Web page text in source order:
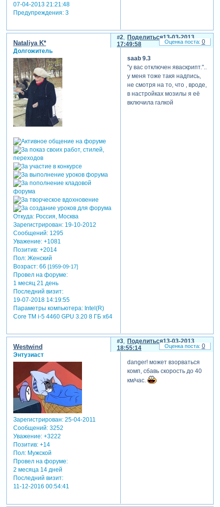
07-04-2013 21:21:48
Предупреждения:3
Поделиться
2
13-03-2013
17:49:58
Nataliya K*
Долгожитель
Откуда:Россия, Москва
Зарегистрирован: 19-10-2012
Сообщений:1295
Уважение: +1081
Позитив: +2014
Пол:Женский
Возраст:66 [1959-09-17]
Провел на форуме:
1 месяц 21 день
Последний визит:
19-07-2018 14:19:55
Параметры компьютера:Intel(R)
Core TM i-5 4460 GPU 3.20 8 ГБ х64
saab 9.3
"у вас отключен яваскрипт."..
у меня тоже такя надпись,
не смотря на то, что , вроде,
в настройках мозилы я её
включила галкой
0
Поделиться
3
13-03-2013
18:55:14
Westwind
Энтузиаст
Зарегистрирован: 25-04-2011
Сообщений:3252
Уважение: +3222
Позитив: +14
Пол:Мужской
Провел на форуме:
2 месяца 14 дней
Последний визит:
11-12-2016 00:54:41
danger! может взорваться
комп, сбавь скорость до 40
км/час.
0